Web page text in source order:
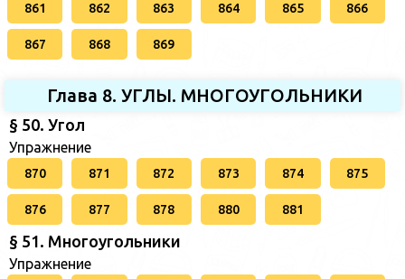
861 862 863 864 865 866
867 868 869
Глава 8. УГЛЫ. МНОГОУГОЛЬНИКИ
§ 50. Угол
Упражнение
870 871 872 873 874 875
876 877 878 880 881
§ 51. Многоугольники
Упражнение